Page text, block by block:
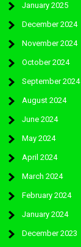
January 2025
December 2024
November 2024
October 2024
September 2024
August 2024
June 2024
May 2024
April 2024
March 2024
February 2024
January 2024
December 2023